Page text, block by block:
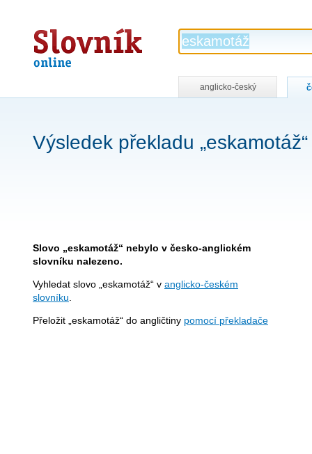
Slovník
online
anglicko-český
Výsledek překladu „eskamotáž“
Slovo „eskamotáž“ nebylo v česko-anglickém
slovníku nalezeno.
Vyhledat slovo „eskamotáž“ v anglicko-českém
slovníku
Přeložit „eskamotáž“ do angličtiny pomocí překladače